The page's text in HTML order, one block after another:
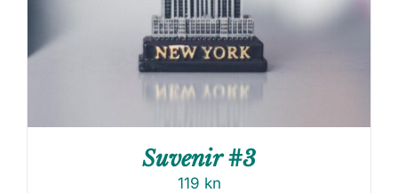
Suvenir #3
119 kn